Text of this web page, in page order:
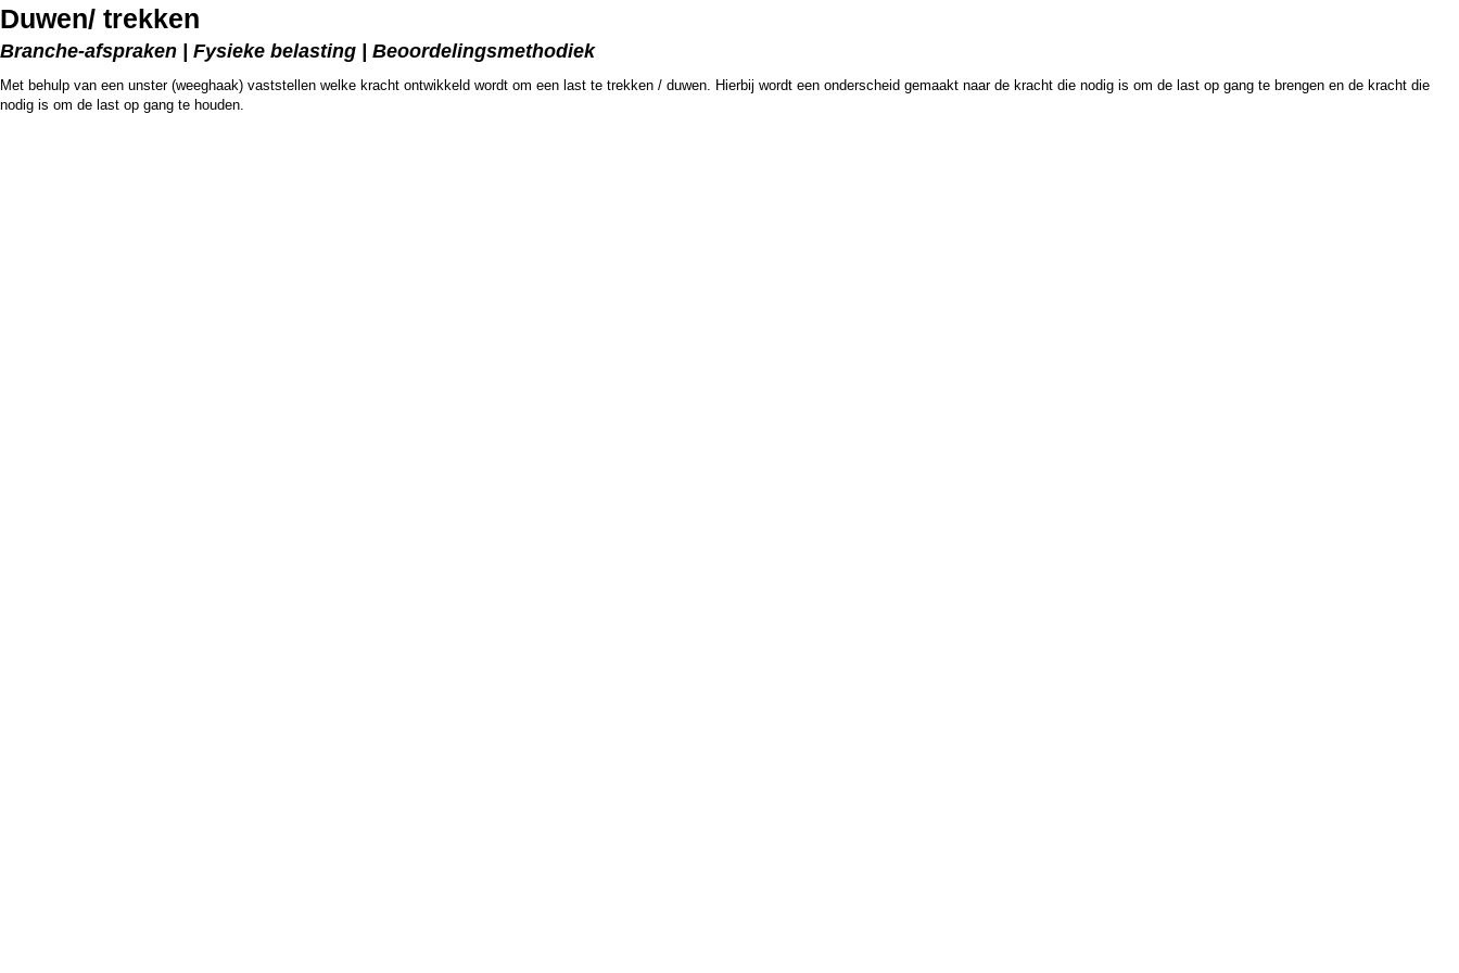
Duwen/ trekken
Branche-afspraken | Fysieke belasting | Beoordelingsmethodiek
Met behulp van een unster (weeghaak) vaststellen welke kracht ontwikkeld wordt om een last te trekken / duwen. Hierbij wordt een onderscheid gemaakt naar de kracht die nodig is om de last op gang te brengen en de kracht die
nodig is om de last op gang te houden.